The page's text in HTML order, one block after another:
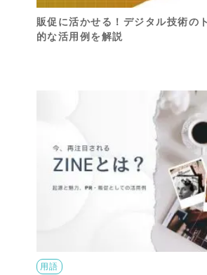
販促に活かせる！デジタル技術の
的な活用例を解説
用語